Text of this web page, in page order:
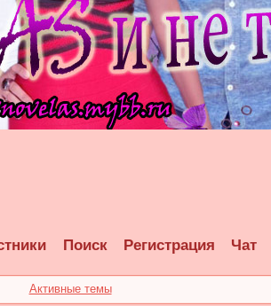
Поиск Регистрация Чат
Активные темы